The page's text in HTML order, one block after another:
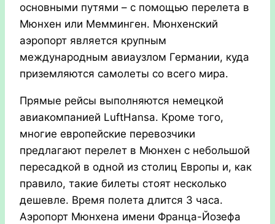
основными путями – с помощью перелета в
Мюнхен или Мемминген. Мюнхенский
аэропорт является крупным
международным авиаузлом Германии, куда
приземляются самолеты со всего мира.
Прямые рейсы выполняются немецкой
авиакомпанией LuftHansa. Кроме того,
многие европейские перевозчики
предлагают перелет в Мюнхен с небольшой
пересадкой в одной из столиц Европы и, как
правило, такие билеты стоят несколько
дешевле. Время полета длится 3 часа.
Аэропорт Мюнхена имени Франца-Йозефа